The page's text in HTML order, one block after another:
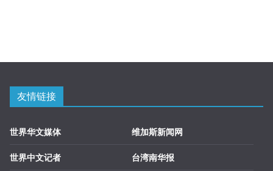
友情链接
世界华文媒体
世界中文记者
维加斯新闻网
台湾南华报